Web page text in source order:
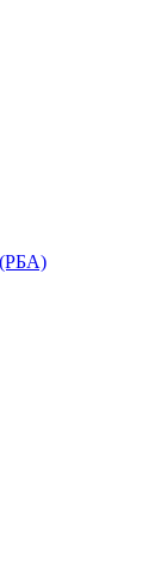
(РБА)